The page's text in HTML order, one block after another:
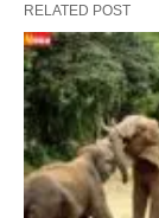
RELATED POST